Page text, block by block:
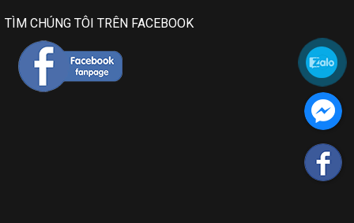
TÌM CHÚNG TÔI TRÊN FACEBOOK